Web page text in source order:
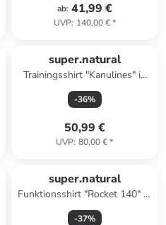
ab: 41,99 €
UVP: 140,00 €*
super.natural
Trainingsshirt "Kanulines" in
Grün
-36%
50,99 €
UVP: 80,00 €*
super.natural
Funktionsshirt "Rocket 140" in
Pink
-37%